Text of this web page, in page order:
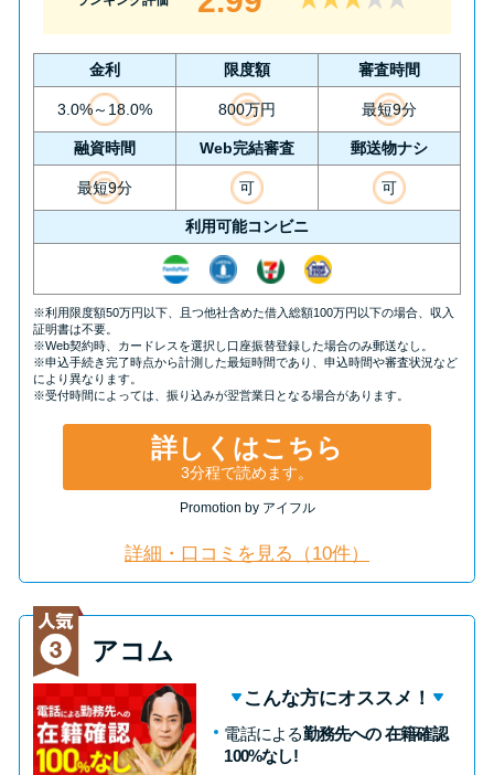
てはいけない理由と借りた場合
の対処法
申し込みブラックとは?判断の目
安や審査に通らない理由
ブラックでもお金を借りるに
は？3つの判断基準と工面法
アコムはブラックでも審査に通
方法
アコムとレイクどっちがいい
の？ カードローンの選び方を徹
底解説！
プロミスの返済方法を徹底解
説！ もっとも便利でお得な返済
方法はどれ？
年収が低い＆他社借入があると
落ちる？バンクイックの口コミ
を分析
金利 限度額 審査時間
3.0%～18.0% 800万円 最短9分
融資時間 Web完結審査 郵送物ナシ
最短9分 可 可
利用可能コンビニ
※利用限度額50万円以下、且つ他社含めた借入総額100万円以下の場合、収入
証明書は不要。
※Web契約時、カードレスを選択し口座振替登録した場合のみ郵送なし。
※申込手続き完了時点から計測した最短時間であり、申込時間や審査状況など
により異なります。
※受付時間によっては、振り込みが翌営業日となる場合があります。
詳しくはこちら
3分程で読めます。
Promotion by アイフル
詳細・口コミを見る（10件）
アコム
こんな方にオススメ！
電話による勤務先への 在籍確認
100%なし!